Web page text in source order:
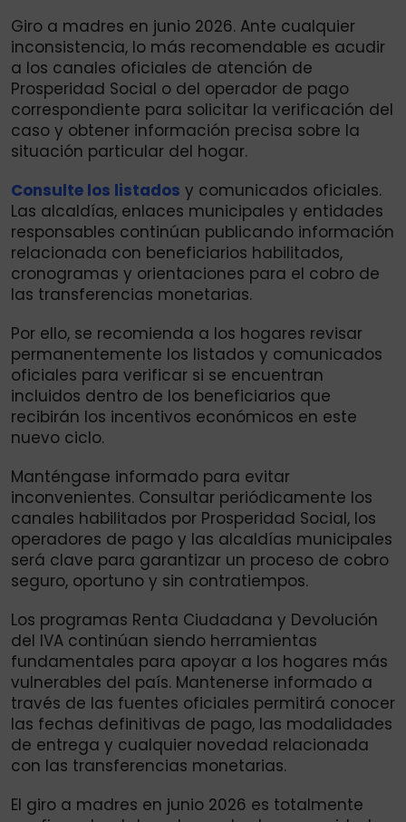
Giro a madres en junio 2026. Ante cualquier
inconsistencia, lo más recomendable es acudir
a los canales oficiales de atención de
Prosperidad Social o del operador de pago
correspondiente para solicitar la verificación del
caso y obtener información precisa sobre la
situación particular del hogar.
Consulte los listados y comunicados oficiales.
Las alcaldías, enlaces municipales y entidades
responsables continúan publicando información
relacionada con beneficiarios habilitados,
cronogramas y orientaciones para el cobro de
las transferencias monetarias.
Por ello, se recomienda a los hogares revisar
permanentemente los listados y comunicados
oficiales para verificar si se encuentran
incluidos dentro de los beneficiarios que
recibirán los incentivos económicos en este
nuevo ciclo.
Manténgase informado para evitar
inconvenientes. Consultar periódicamente los
canales habilitados por Prosperidad Social, los
operadores de pago y las alcaldías municipales
será clave para garantizar un proceso de cobro
seguro, oportuno y sin contratiempos.
Los programas Renta Ciudadana y Devolución
del IVA continúan siendo herramientas
fundamentales para apoyar a los hogares más
vulnerables del país. Mantenerse informado a
través de las fuentes oficiales permitirá conocer
las fechas definitivas de pago, las modalidades
de entrega y cualquier novedad relacionada
con las transferencias monetarias.
El giro a madres en junio 2026 es totalmente